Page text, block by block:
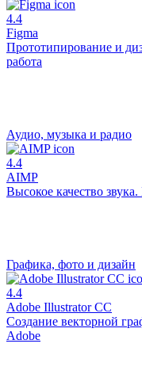
4.4
Figma
Прототипирование и
работа
Аудио, музыка и радио
4.4
AIMP
Высокое качество
Графика, фото и дизайн
4.4
Adobe Illustrator CC
Создание векторной
Adobe